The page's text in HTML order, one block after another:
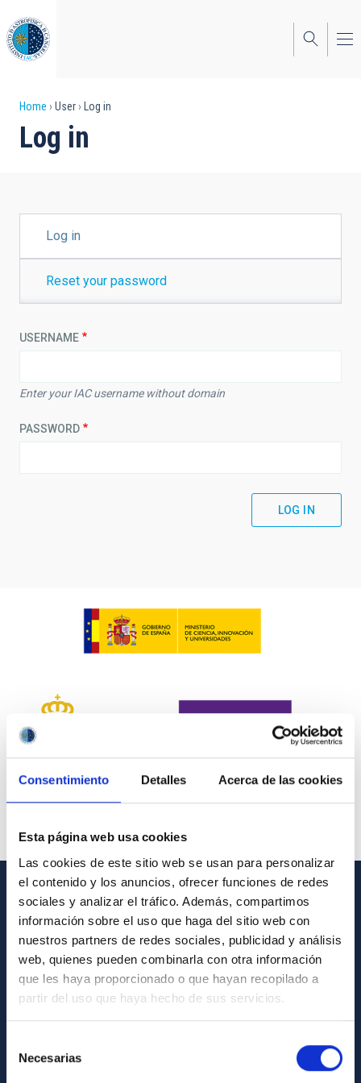
Consentimiento Detalles Acerca de las cookies
Esta página web usa cookies
Las cookies de este sitio web se usan para personalizar
el contenido y los anuncios, ofrecer funciones de redes
sociales y analizar el tráfico. Además, compartimos
información sobre el uso que haga del sitio web con
nuestros partners de redes sociales, publicidad y análisis
web, quienes pueden combinarla con otra información
que les haya proporcionado o que hayan recopilado a
partir del uso que haya hecho de sus servicios.
Necesarias
to
main
content
Breadcrumb
Home User Log in
Log in
TABSLog in
Reset your password
USERNAME
Enter your IAC username without domain
PASSWORD
GENERAL INFORMATION
Contact
How to get to the IAC
List of personnel
Library
General register